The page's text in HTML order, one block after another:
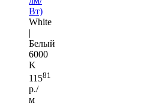
Вт)
White
|
Белый
6000
K
11581
р./
м